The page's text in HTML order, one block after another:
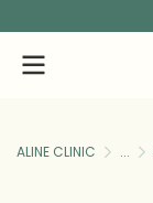
ALINE CLINIC ...